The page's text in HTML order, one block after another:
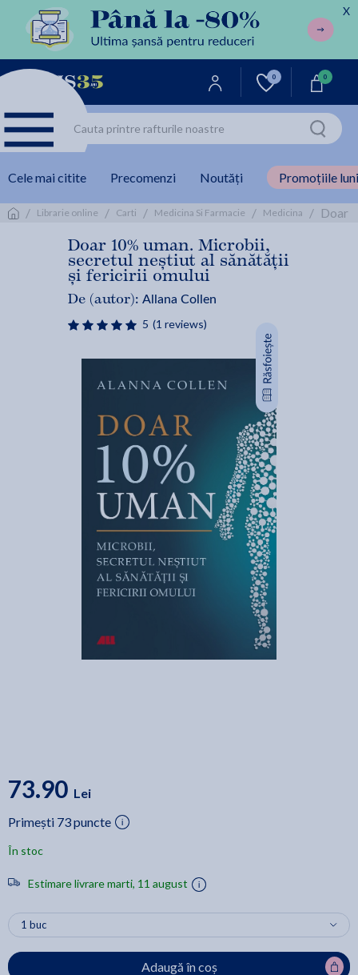
X
0 0
Cele mai citite Precomenzi Noutăți Promoțiile
/ Librarie online / Carti / Medicina Si Farmacie / Medicina / Doar
Doar 10% uman. Microbii,
secretul neștiut al sănătății
și fericirii omului
De (autor): Allana Collen
5 (1 reviews)
73.90 Lei
Primești 73 puncte
În stoc
Estimare livrare marti, 11 august
Adaugă în coș